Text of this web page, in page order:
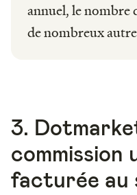
annuel, le nombre
de nombreux
3.
commission
facturée au